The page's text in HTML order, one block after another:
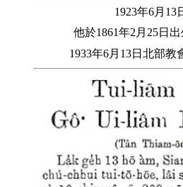
1923年6月 13
他於1861年2 月 25日
1933年6月 13日北部教